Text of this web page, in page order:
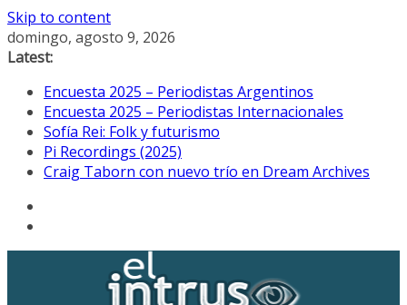
Skip to content
domingo, agosto 9, 2026
Latest:
Encuesta 2025 – Periodistas Argentinos
Encuesta 2025 – Periodistas Internacionales
Sofía Rei: Folk y futurismo
Pi Recordings (2025)
Craig Taborn con nuevo trío en Dream Archives